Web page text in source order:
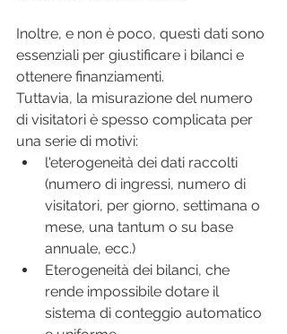
Inoltre, e non è poco, questi dati sono
essenziali per giustificare i bilanci e
ottenere finanziamenti.
Tuttavia, la misurazione del numero
di visitatori è spesso complicata per
una serie di motivi:
l'eterogeneità dei dati raccolti
(numero di ingressi, numero di
visitatori, per giorno, settimana o
mese, una tantum o su base
annuale, ecc.)
Eterogeneità dei bilanci, che
rende impossibile dotare il
sistema di conteggio automatico